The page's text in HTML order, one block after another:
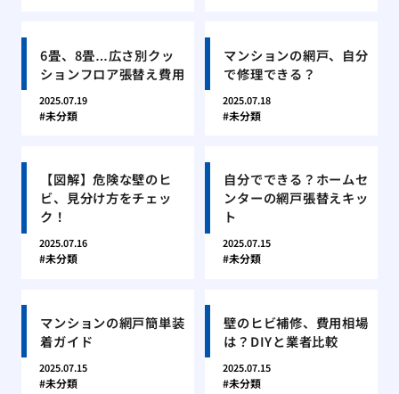
6畳、8畳…広さ別クッ
ションフロア張替え費用
2025.07.19
未分類
マンションの網戸、自分
で修理できる？
2025.07.18
未分類
【図解】危険な壁のヒ
ビ、見分け方をチェッ
ク！
2025.07.16
未分類
自分でできる？ホームセ
ンターの網戸張替えキッ
ト
2025.07.15
未分類
マンションの網戸簡単装
着ガイド
2025.07.15
未分類
壁のヒビ補修、費用相場
は？DIYと業者比較
2025.07.15
未分類